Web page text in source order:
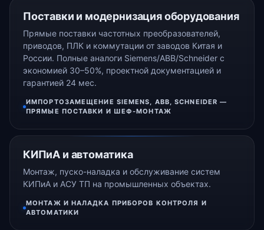
Поставки и модернизация оборудования
Прямые поставки частотных преобразователей,
приводов, ПЛК и коммутации от заводов Китая и
России. Полные аналоги Siemens/ABB/Schneider с
экономией 30–50%, проектной документацией и
гарантией 24 мес.
ИМПОРТОЗАМЕЩЕНИЕ SIEMENS, ABB, SCHNEIDER —
ПРЯМЫЕ ПОСТАВКИ И ШЕФ-МОНТАЖ
КИПиА и автоматика
Монтаж, пуско-наладка и обслуживание систем
КИПиА и АСУ ТП на промышленных объектах.
МОНТАЖ И НАЛАДКА ПРИБОРОВ КОНТРОЛЯ И
АВТОМАТИКИ